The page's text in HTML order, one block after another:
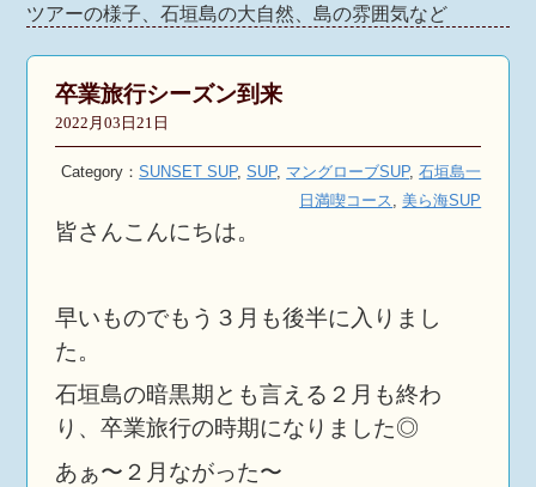
ツアーの様子、石垣島の大自然、島の雰囲気など
卒業旅行シーズン到来
2022月03日21日
Category：SUNSET SUP,SUP, マングローブSUP,石垣島一
日満喫コース
,美ら海SUP
皆さんこんにちは。
早いものでもう３月も後半に入りまし
た。
石垣島の暗黒期とも言える２月も終わ
り、卒業旅行の時期になりました◎
あぁ〜２月ながった〜